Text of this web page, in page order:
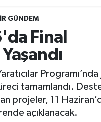
GÜNDEM
Final
Programı’nda
tamamlandı.
projeler, 11
açıklanacak.
Yoğunluk Haritası
Durumu ve Fikstür